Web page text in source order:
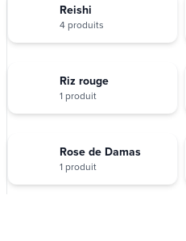
Reishi
4 produits
Riz rouge
1 produit
Rose de Damas
1 produit